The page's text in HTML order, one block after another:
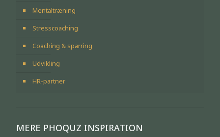
Mentaltræning
Stresscoaching
Coaching & sparring
Udvikling
HR-partner
MERE PHOQUZ INSPIRATION